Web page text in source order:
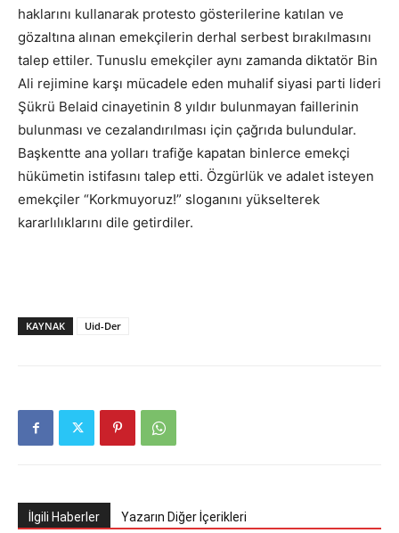
haklarını kullanarak protesto gösterilerine katılan ve
gözaltına alınan emekçilerin derhal serbest bırakılmasını
talep ettiler. Tunuslu emekçiler aynı zamanda diktatör Bin
Ali rejimine karşı mücadele eden muhalif siyasi parti lideri
Şükrü Belaid cinayetinin 8 yıldır bulunmayan faillerinin
bulunması ve cezalandırılması için çağrıda bulundular.
Başkentte ana yolları trafiğe kapatan binlerce emekçi
hükümetin istifasını talep etti. Özgürlük ve adalet isteyen
emekçiler “Korkmuyoruz!” sloganını yükselterek
kararlılıklarını dile getirdiler.
KAYNAK Uid-Der
İlgili Haberler Yazarın Diğer İçerikleri